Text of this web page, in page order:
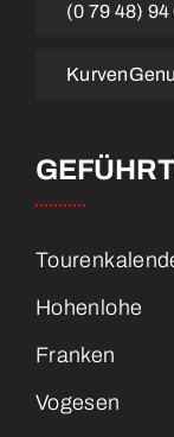
(0 79 48) 94
Hohenlohe
Franken
Vogesen